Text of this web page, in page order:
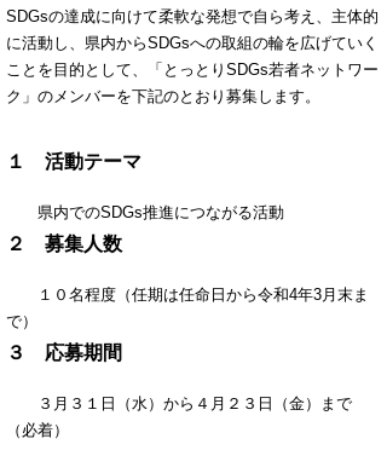
SDGsの達成に向けて柔軟な発想で自ら考え、主体的
に活動し、県内からSDGsへの取組の輪を広げていく
ことを目的として、「とっとりSDGs若者ネットワー
ク」のメンバーを下記のとおり募集します。
１ 活動テーマ
県内でのSDGs推進につながる活動
２ 募集人数
１０名程度（任期は任命日から令和4年3月末ま
で）
３ 応募期間
３月３１日（水）から４月２３日（金）まで
（必着）